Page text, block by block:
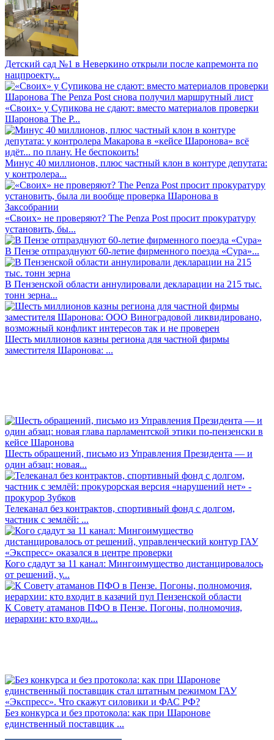
Детский сад №1 в Неверкино открыли после капремонта по
нацпроекту...
«Своих» у Супикова не сдают: вместо материалов проверки
Шаронова The P...
Минус 40 миллионов, плюс частный клон в контуре депутата:
у контролера...
«Своих» не проверяют? The Penza Post просит прокуратуру
установить, бы...
В Пензе отпразднуют 60-летие фирменного поезда «Сура»...
В Пензенской области аннулировали декларации на 215 тыс.
тонн зерна...
Шесть миллионов казны региона для частной фирмы
заместителя Шаронова: ...
Шесть обращений, письмо из Управления Президента — и
один абзац: новая...
Телеканал без контрактов, спортивный фонд с долгом,
частник с землёй: ...
Кого сдадут за 11 канал: Мингоимущество дистанцировалось
от решений, у...
К Совету атаманов ПФО в Пензе. Погоны, полномочия,
иерархии: кто входи...
Без конкурса и без протокола: как при Шаронове
единственный поставщик ...